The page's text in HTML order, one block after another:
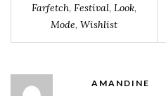
Farfetch, Festival, Look,
Mode, Wishlist
AMANDINE